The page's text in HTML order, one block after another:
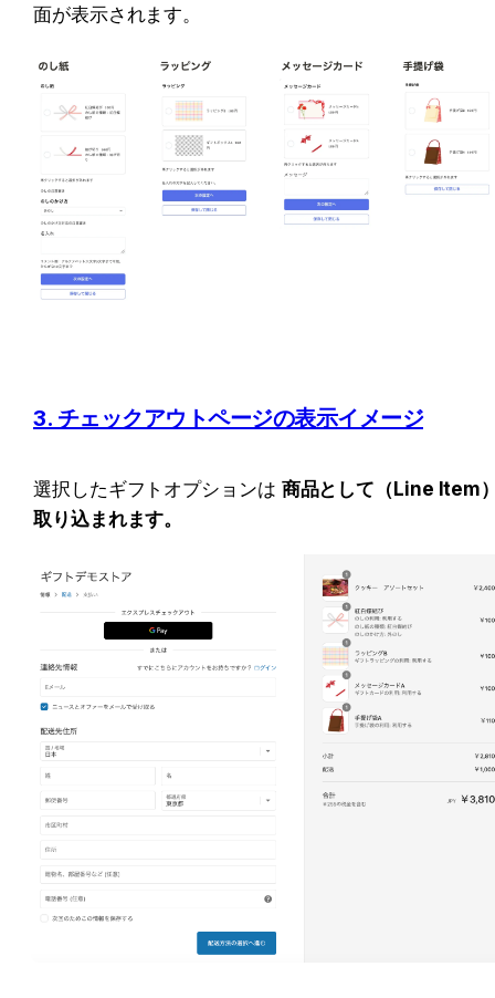
面が表示されます。
3. チェックアウトページの表示イメージ
選択したギフトオプションは 商品として（Line Item
取り込まれます。